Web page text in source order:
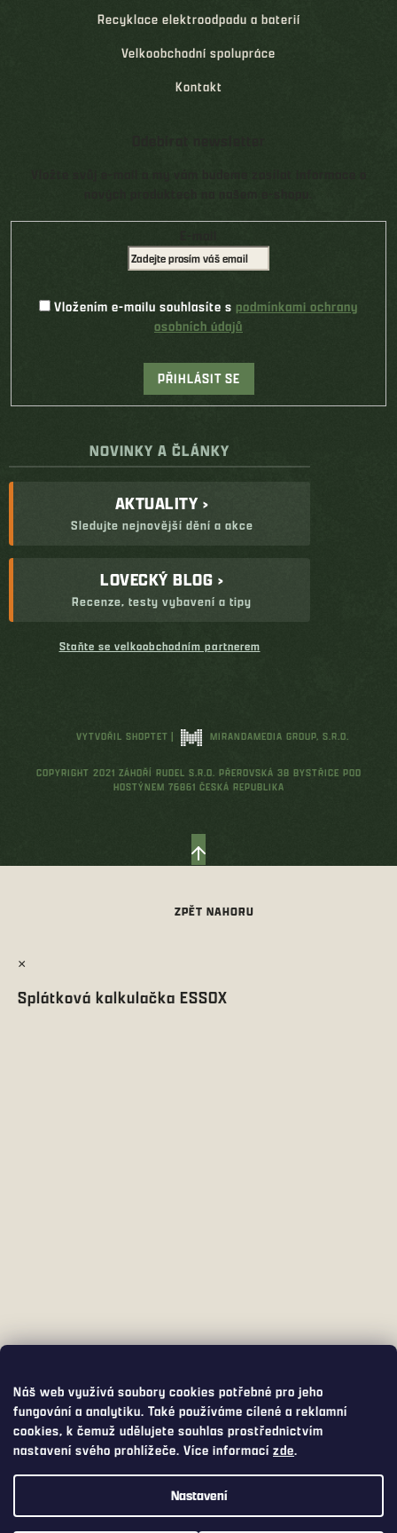
Náš web využívá soubory cookies potřebné pro jeho
fungování a analytiku. Také používáme cílené a reklamní
cookies, k čemuž udělujete souhlas prostřednictvím
nastavení svého prohlížeče. Více informacízde.
Nastavení
Recyklace elektroodpadu a baterií
Velkoobchodní spolupráce
Kontakt
Vložením e-mailu souhlasíte s podmínkami ochrany
osobních údajů
PŘIHLÁSIT SE
NOVINKY A ČLÁNKY
AKTUALITY ›
Sledujte nejnovější dění a akce
LOVECKÝ BLOG ›
Recenze, testy vybavení a tipy
Staňte se velkoobchodním partnerem
VYTVOŘIL SHOPTET | MIRANDAMEDIA GROUP, S.R.O.
COPYRIGHT 2021 ZÁHOŘÍ RUDEL S.R.O. PŘEROVSKÁ 38 BYSTŘICE POD
HOSTÝNEM 76861 ČESKÁ REPUBLIKA
×
Splátková kalkulačka ESSOX